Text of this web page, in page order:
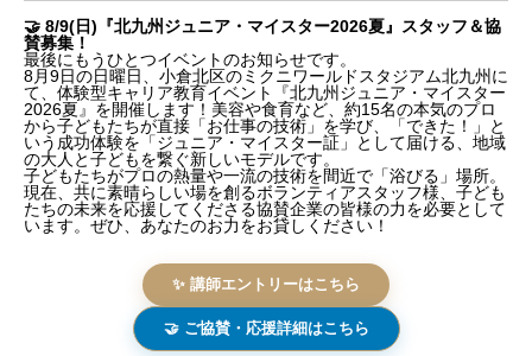
🤝 8/9(日)『北九州ジュニア・マイスター2026夏』スタッフ＆協
賛募集！
最後にもうひとつイベントのお知らせです。
8月9日の日曜日、小倉北区のミクニワールドスタジアム北九州に
て、体験型キャリア教育イベント『北九州ジュニア・マイスター
2026夏』を開催します！美容や食育など、約15名の本気のプロ
から子どもたちが直接「お仕事の技術」を学び、「できた！」と
いう成功体験を「ジュニア・マイスター証」として届ける、地域
の大人と子どもを繋ぐ新しいモデルです。
子どもたちがプロの熱量や一流の技術を間近で「浴びる」場所。
現在、共に素晴らしい場を創るボランティアスタッフ様、子ども
たちの未来を応援してくださる協賛企業の皆様の力を必要として
います。ぜひ、あなたのお力をお貸しください！
✨ 講師エントリーはこちら
🤝 ご協賛・応援詳細はこちら
データと身体感覚が結びつく瞬間
💡 今日から「一流を浴びる」ための2つのヒント
🤝 8/9(日)『北九州ジュニア・マイスター2026夏』
スタッフ＆協賛募集！